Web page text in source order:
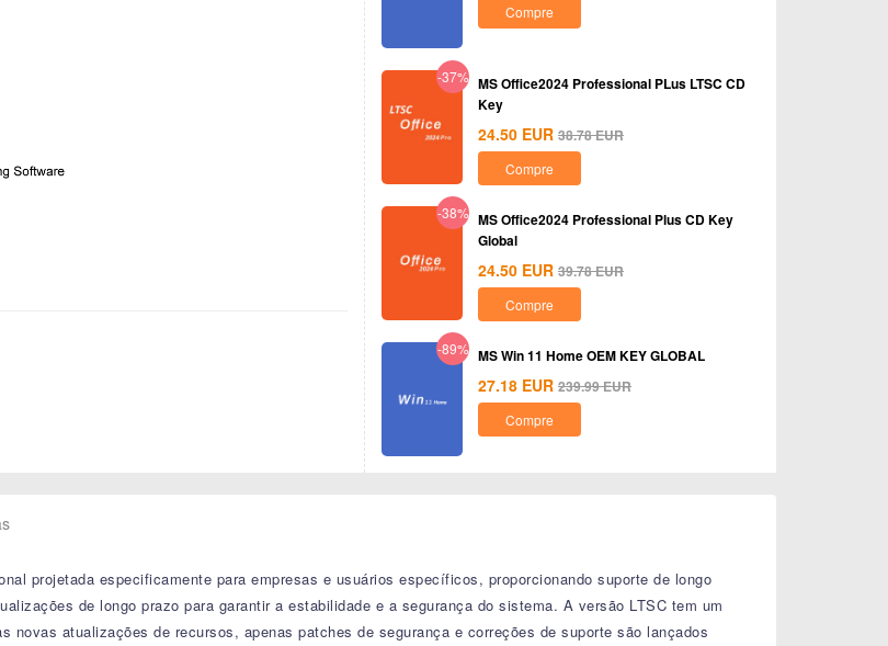
Compre
-37% MS Office2024 Professional PLus LTSC CD
Key
24.50 EUR 38.78EUR
Compre
-38% MS Office2024 Professional Plus CD Key
Global
24.50 EUR 39.78EUR
Compre
-89% MS Win 11 Home OEM KEY GLOBAL
27.18 EUR 239.99EUR
Compre
projetada especificamente para empresas e usuários específicos, proporcionando suporte de longo
de longo prazo para garantir a estabilidade e a segurança do sistema. A versão LTSC tem um
atualizações de recursos, apenas patches de segurança e correções de suporte são lançados